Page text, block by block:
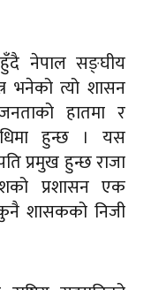
हुँदै नेपाल सङ्घीय
भनेको त्यो शासन
हातमा र
हुन्छ । यस
प्रमुख हुन्छ राजा
प्रशासन एक
कुनै शासकको निजी